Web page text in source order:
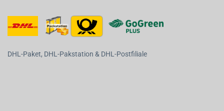
DHL-Paket, DHL-Pakstation & DHL-Postfiliale